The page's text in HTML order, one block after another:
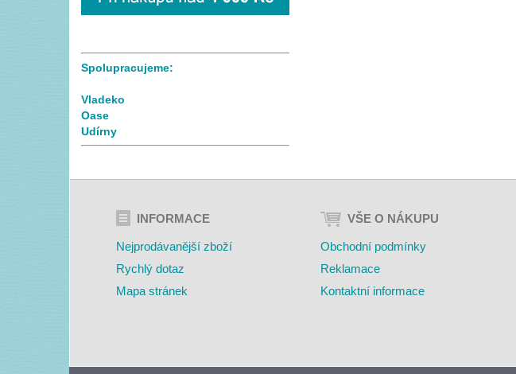
Spolupracujeme:
Vladeko
Oase
Udírny
INFORMACE
Nejprodávanější zboží
Rychlý dotaz
Mapa stránek
VŠE O NÁKUPU
Obchodní podmínky
Reklamace
Kontaktní informace